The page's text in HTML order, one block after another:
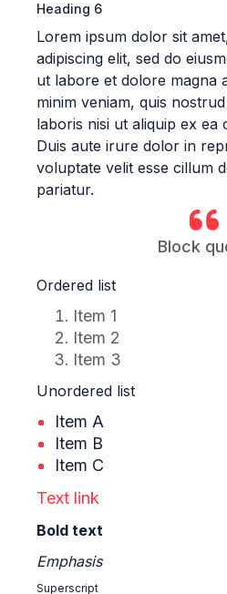
Heading 6
Lorem ipsum dolor sit
adipiscing elit, sed do
ut labore et dolore magna
minim veniam, quis
laboris nisi ut aliquip ex ea
Duis aute irure dolor in
voluptate velit esse cillum
pariatur.
Block
Ordered list
Item 1
Item 2
Item 3
Unordered list
Item A
Item B
Item C
Text link
Bold text
Emphasis
Superscript